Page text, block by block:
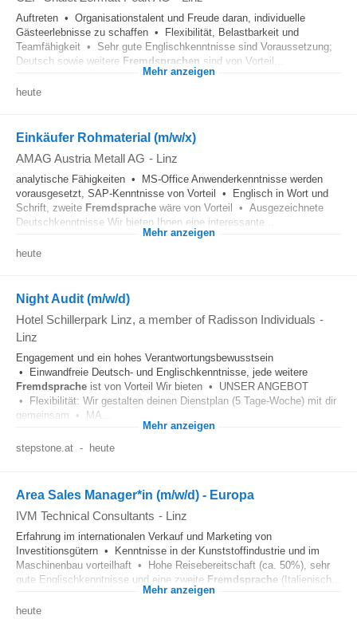
Auftreten • Organisationstalent und Freude daran, individuelle
Gästeerlebnisse zu schaffen • Flexibilität, Belastbarkeit und
Teamfähigkeit • Sehr gute Englischkenntnisse sind Voraussetzung;
Deutsch sowie weitere Fremdsprachen sind von Vorteil...
Mehr anzeigen
heute
Einkäufer Rohmaterial (m/w/x)
AMAG Austria Metall AG - Linz
analytische Fähigkeiten • MS-Office Anwenderkenntnisse werden
vorausgesetzt, SAP-Kenntnisse von Vorteil • Englisch in Wort und
Schrift, zweite Fremdsprache wäre von Vorteil • Ausgezeichnete
Deutschkenntnisse Wir bieten Ihnen eine interessante...
Mehr anzeigen
heute
Night Audit (m/w/d)
Hotel Schillerpark Linz, a member of Radisson Individuals -
Linz
Engagement und ein hohes Verantwortungsbewusstsein
• Einwandfreie Deutsch- und Englischkenntnisse, jede weitere
Fremdsprache ist von Vorteil Wir bieten • UNSER ANGEBOT
• Flexibilität: Wir gestalten deinen Dienstplan (5 Tage-Woche) mit dir
gemeinsam • MA...
Mehr anzeigen
stepstone.at - heute
Area Sales Manager*in (m/w/d) - Europa
IVM Technical Consultants - Linz
Erfahrung im internationalen Verkauf und Marketing von
Investitionsgütern • Kenntnisse in der Kunststoffindustrie und im
Maschinenbau vorteilhaft • Hohe Reisebereitschaft (ca. 50%), sehr
gute Englischkenntnisse und eine zweite Fremdsprache (Italienisch...
Mehr anzeigen
heute